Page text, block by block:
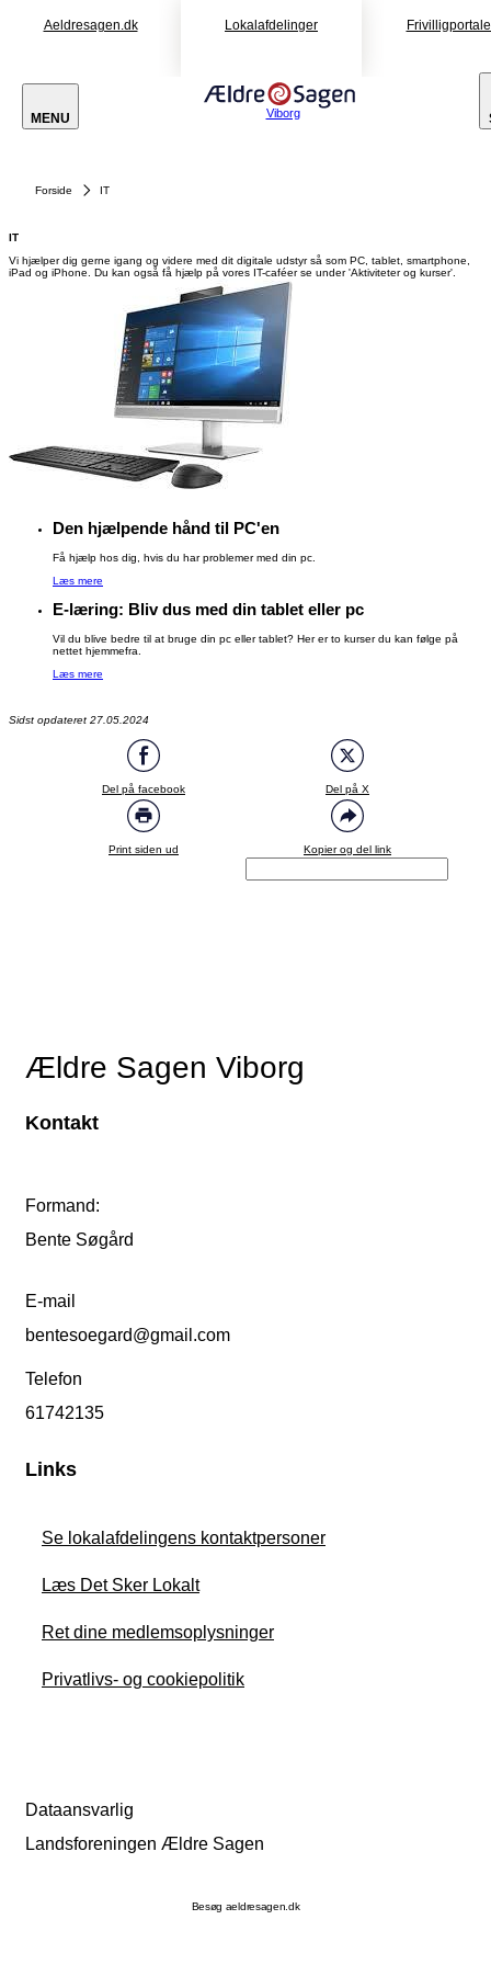
Aeldresagen.dk Lokalafdelinger
MENU Viborg
Forside IT
IT
Vi hjælper dig gerne igang og videre med dit digitale udstyr så som PC, tablet, smartphone,
iPad og iPhone. Du kan også få hjælp på vores IT-caféer se under 'Aktiviteter og kurser'.
Den hjælpende hånd til PC'en
Få hjælp hos dig, hvis du har problemer med din pc.
Læs mere
E-læring: Bliv dus med din tablet eller pc
Vil du blive bedre til at bruge din pc eller tablet? Her er to kurser du kan følge på
nettet hjemmefra.
Læs mere
Sidst opdateret 27.05.2024
Del på facebook Del på X
Print siden ud Kopier og del link
Ældre Sagen Viborg
Kontakt
Formand:
Bente Søgård
E-mail
bentesoegard@gmail.com
Telefon
61742135
Links
Se lokalafdelingens kontaktpersoner
Læs Det Sker Lokalt
Ret dine medlemsoplysninger
Privatlivs- og cookiepolitik
Dataansvarlig
Landsforeningen Ældre Sagen
Besøg aeldresagen.dk